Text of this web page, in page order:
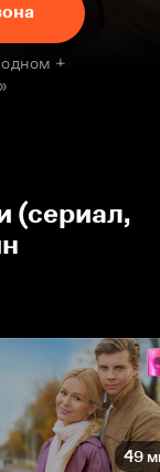
+
(сериал,
49